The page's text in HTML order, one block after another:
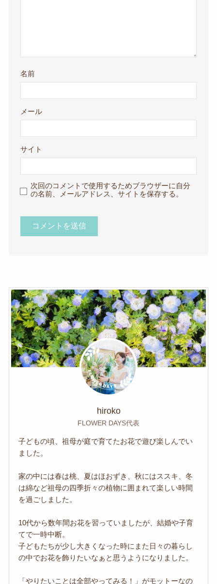
名前
メール
サイト
次回のコメントで使用するためブラウザーに自分
の名前、メールアドレス、サイトを保存する。
hiroko
FLOWER DAYS代表
子どもの頃、祖母が庭で育てたお花で遊び楽しんでい
ました。
家の中には春は桃、夏はほおずき、秋にはススキ、冬
は綿など祖母の四季折々の植物に囲まれて楽しい時間
を過ごしました。
10代から数年間お花を習っていましたが、結婚や子育
てで一時中断。
子どもたちが少し大きくなった時にまた日々の暮らし
の中でお花を飾りたいなぁと思うようになりました。
「やりたいことは全部やってみる！」がモットーなの